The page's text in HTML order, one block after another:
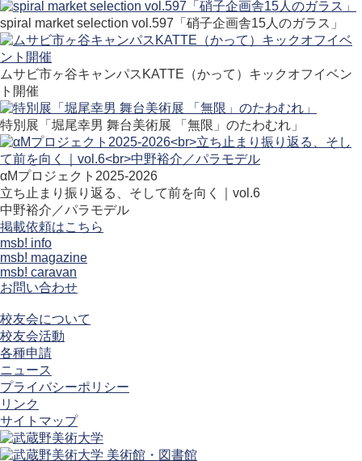
spiral market selection vol.597「硝子企画舎15人のガラス」
ムサビ市ヶ谷キャンパスKATTE（かって）キックオフイベン
ト開催
特別展「堀尾幸男 舞台美術展 「無限」のたわむれ」
αMプロジェクト2025-2026
立ち止まり振り返る、そして前を向く｜vol.6
中野裕介／パラモデル
掲載依頼はこちら
msb! info
msb! magazine
msb! caravan
お問い合わせ
校友会について
校友会活動
各種申請
ニュース
プライバシーポリシー
リンク
サイトマップ